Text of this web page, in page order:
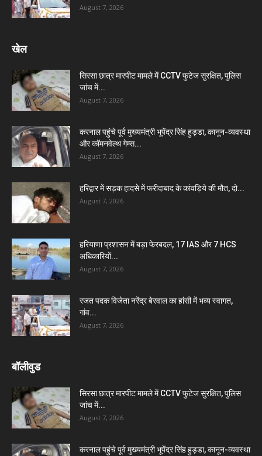
August 7, 2026
खेल
सिरसा छात्र मारपीट मामले में CCTV फुटेज सुरक्षित, पुलिस
जांच में...
August 7, 2026
करनाल पहुंचे पूर्व मुख्यमंत्री भूपेंद्र सिंह हुड्डा, कानून-व्यवस्था
और कॉमनवेल्थ गेम्स...
August 7, 2026
हरिद्वार में सड़क हादसे में फरीदाबाद के कांवड़िये की मौत, दो...
August 7, 2026
हरियाणा प्रशासन में बड़ा फेरबदल, 17 IAS और 7 HCS
अधिकारियों...
August 7, 2026
रजत पदक विजेता नरेंद्र बेरवाल का हांसी में भव्य स्वागत,
गांव...
August 7, 2026
बॉलीवुड
सिरसा छात्र मारपीट मामले में CCTV फुटेज सुरक्षित, पुलिस
जांच में...
August 7, 2026
करनाल पहुंचे पूर्व मुख्यमंत्री भूपेंद्र सिंह हुड्डा, कानून-व्यवस्था